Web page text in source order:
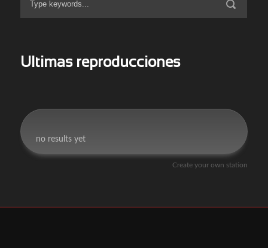
Ultimas reproducciones